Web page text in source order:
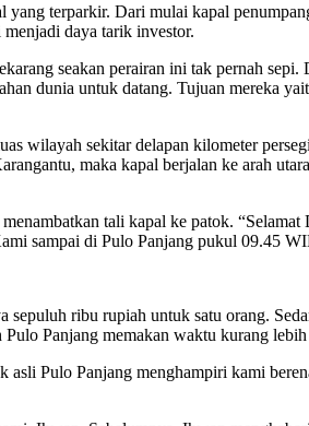
yang terparkir. Dari mulai kapal
daya tarik investor.
seakan perairan ini tak pernah
dunia untuk datang. Tujuan mereka
wilayah sekitar delapan kilometer
maka kapal berjalan ke arah
tali kapal ke patok.
sampai di Pulo Panjang pukul 09.45
ribu rupiah untuk satu orang.
Panjang memakan waktu kurang
Pulo Panjang menghampiri kami